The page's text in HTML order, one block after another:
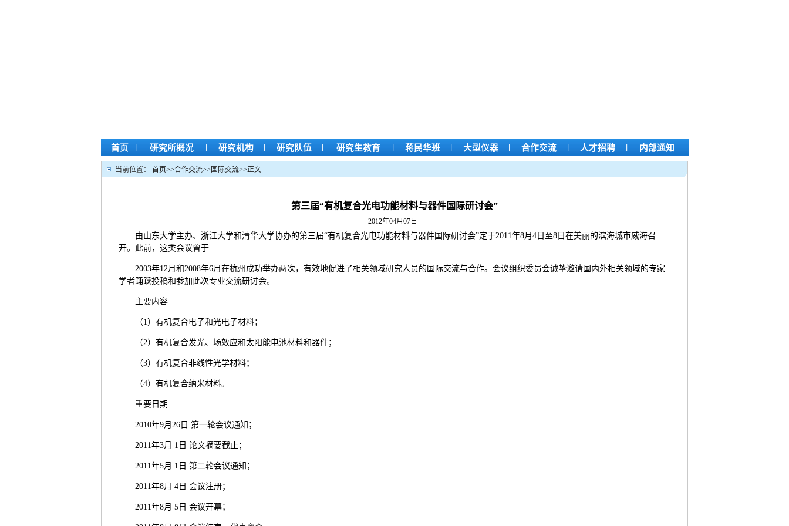
首页 | 研究所概况 | 研究机构 | 研究队伍 | 研究生教育 | 蒋民华班 | 大型仪器 | 合作交流 | 人才招聘 | 内部通知
当前位置： 首页>>合作交流>> 国际交流>>正文
第三届“有机复合光电功能材料与器件国际研讨会”
2012年04月07日
由山东大学主办、浙江大学和清华大学协办的第三届“有机复合光电功能材料与器件国际研讨会”定于2011年8月4日至8日在美丽的滨海城市威海召
开。此前，这类会议曾于
2003年12月和2008年6月在杭州成功举办两次，有效地促进了相关领域研究人员的国际交流与合作。会议组织委员会诚挚邀请国内外相关领域的专家
学者踊跃投稿和参加此次专业交流研讨会。
主要内容
（1）有机复合电子和光电子材料；
（2）有机复合发光、场效应和太阳能电池材料和器件；
（3）有机复合非线性光学材料；
（4）有机复合纳米材料。
重要日期
2010年9月26日 第一轮会议通知；
2011年3月 1日 论文摘要截止；
2011年5月 1日 第二轮会议通知；
2011年8月 4日 会议注册；
2011年8月 5日 会议开幕；